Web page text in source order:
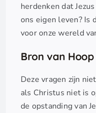
herdenken dat
ons eigen leven? Is
voor onze wereld
Bron van Hoop
Deze vragen zijn
als Christus niet is
de opstanding van